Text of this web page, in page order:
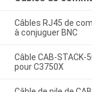
Câbles RJ45 de
à conjuguer BNC
Câble CAB-
pour C3750X